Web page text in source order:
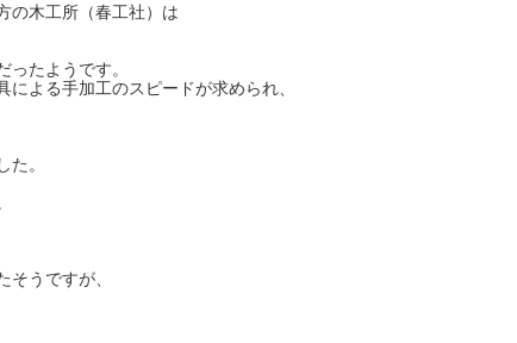
の木工所（春工社）は
たようです。
よる手加工のスピードが求められ、
。
うですが、